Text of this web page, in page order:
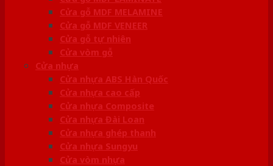
Cửa gỗ MDF MELAMINE
Cửa gỗ MDF VENEER
Cửa gỗ tự nhiên
Cửa vòm gỗ
Cửa nhựa
Cửa nhựa ABS Hàn Quốc
Cửa nhựa cao cấp
Cửa nhựa Composite
Cửa nhựa Đài Loan
Cửa nhựa ghép thanh
Cửa nhựa Sungyu
Cửa vòm nhựa